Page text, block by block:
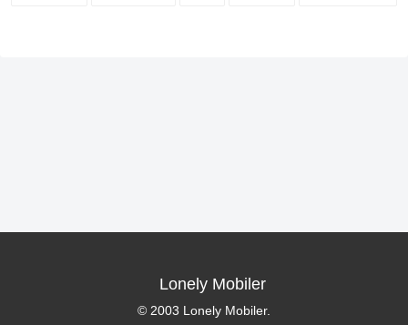
Lonely Mobiler
© 2003 Lonely Mobiler.